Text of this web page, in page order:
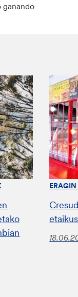
ganando